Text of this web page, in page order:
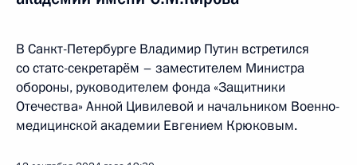
В Санкт-Петербурге Владимир Путин встретился
со статс-секретарём – заместителем Министра
обороны, руководителем фонда «Защитники
Отечества» Анной Цивилевой и начальником Военно-
медицинской академии Евгением Крюковым.